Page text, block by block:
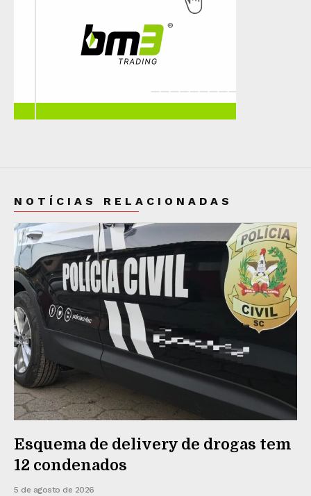
NOTÍCIAS RELACIONADAS
Esquema de delivery de drogas tem
12 condenados
5 de agosto de 2026